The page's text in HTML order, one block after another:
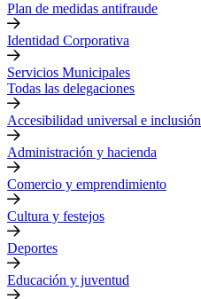
Plan de medidas antifraude
Identidad Corporativa
Servicios Municipales
Todas las delegaciones
Accesibilidad universal e inclusión
Administración y hacienda
Comercio y emprendimiento
Cultura y festejos
Deportes
Educación y juventud